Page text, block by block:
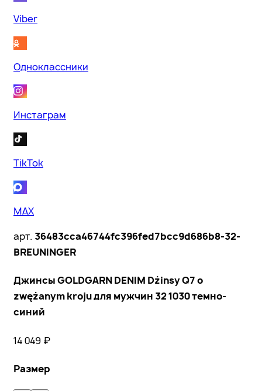
Viber
Одноклассники
Инстаграм
TikTok
MAX
арт. 36483cca46744fc396fed7bcc9d686b8-32-
BREUNINGER
Джинсы GOLDGARN DENIM Dżinsy Q7 o
zwężanym kroju для мужчин 32 1030 темно-
синий
14 049 ₽
Размер